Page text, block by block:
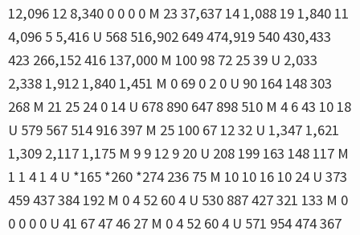
12,096 12 8,340 0 0 0 0 M 23 37,637 14 1,088 19 1,840 11
4,096 5 5,416 U 568 516,902 649 474,919 540 430,433
423 266,152 416 137,000 M 100 98 72 25 39 U 2,033
2,338 1,912 1,840 1,451 M 0 69 0 2 0 U 90 164 148 303
268 M 21 25 24 0 14 U 678 890 647 898 510 M 4 6 43 10 18
U 579 567 514 916 397 M 25 100 67 12 32 U 1,347 1,621
1,309 2,117 1,175 M 9 9 12 9 20 U 208 199 163 148 117 M
1 1 4 1 4 U *165 *260 *274 236 75 M 10 10 16 10 24 U 373
459 437 384 192 M 0 4 52 60 4 U 530 887 427 321 133 M 0
0 0 0 0 U 41 67 47 46 27 M 0 4 52 60 4 U 571 954 474 367